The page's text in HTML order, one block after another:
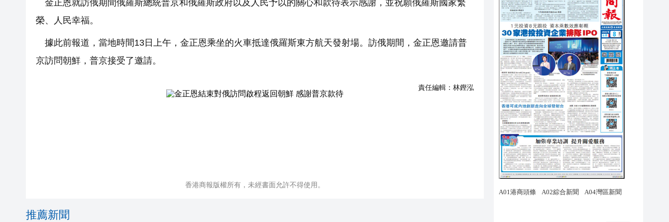
金正恩就訪俄期間俄羅斯總統普京和俄羅斯政府以及人民予以的關心和款待表示感謝，並祝願俄羅斯國家繁
榮、人民幸福。
據此前報道，當地時間13日上午，金正恩乘坐的火車抵達俄羅斯東方航天發射場。訪俄期間，金正恩邀請普
京訪問朝鮮，普京接受了邀請。
責任編輯： 林鏗泓
香港商報版權所有，未經書面允許不得使用。
推薦新聞